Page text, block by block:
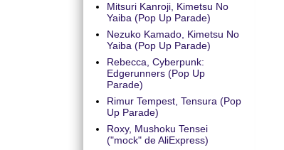
Mitsuri Kanroji, Kimetsu No
Yaiba (Pop Up Parade)
Nezuko Kamado, Kimetsu No
Yaiba (Pop Up Parade)
Rebecca, Cyberpunk:
Edgerunners (Pop Up
Parade)
Rimur Tempest, Tensura (Pop
Up Parade)
Roxy, Mushoku Tensei
("mock" de AliExpress)